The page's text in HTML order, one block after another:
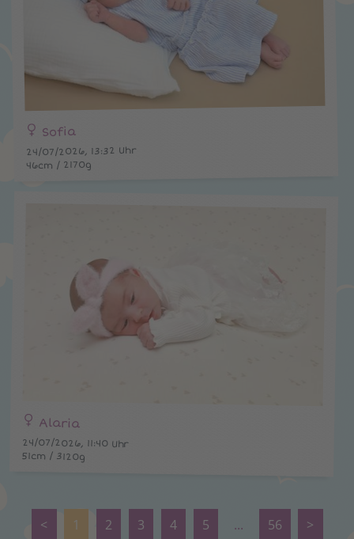
Sofia
24/07/2026, 13:32 Uhr
46cm / 2170g
Alaria
24/07/2026, 11:40 Uhr
51cm / 3120g
< 1 2 3 4 5 ... 56 >